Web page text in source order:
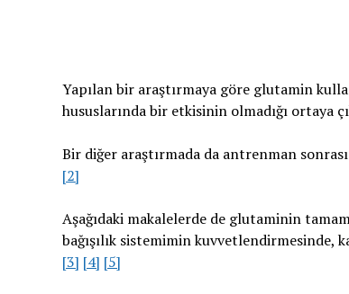
Yapılan bir araştırmaya göre glutamin
hususlarında bir etkisinin olmadığı ortaya
Bir diğer araştırmada da antrenman
[2]
Aşağıdaki makalelerde de glutaminin
bağışılık sistemimin kuvvetlendirmesinde,
[3] [4] [5]